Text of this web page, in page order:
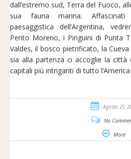
dall’estremo sud, Terra del Fuoco,
sua fauna marina.
paesaggistica dell’Argentina,
Perito Moreno, i Pinguini di Punta
Valdes, il bosco pietrificato, la Cueva
sia alla partenza ci accoglie la città
capitali più intriganti di tutto
Agosto 25,
No
More